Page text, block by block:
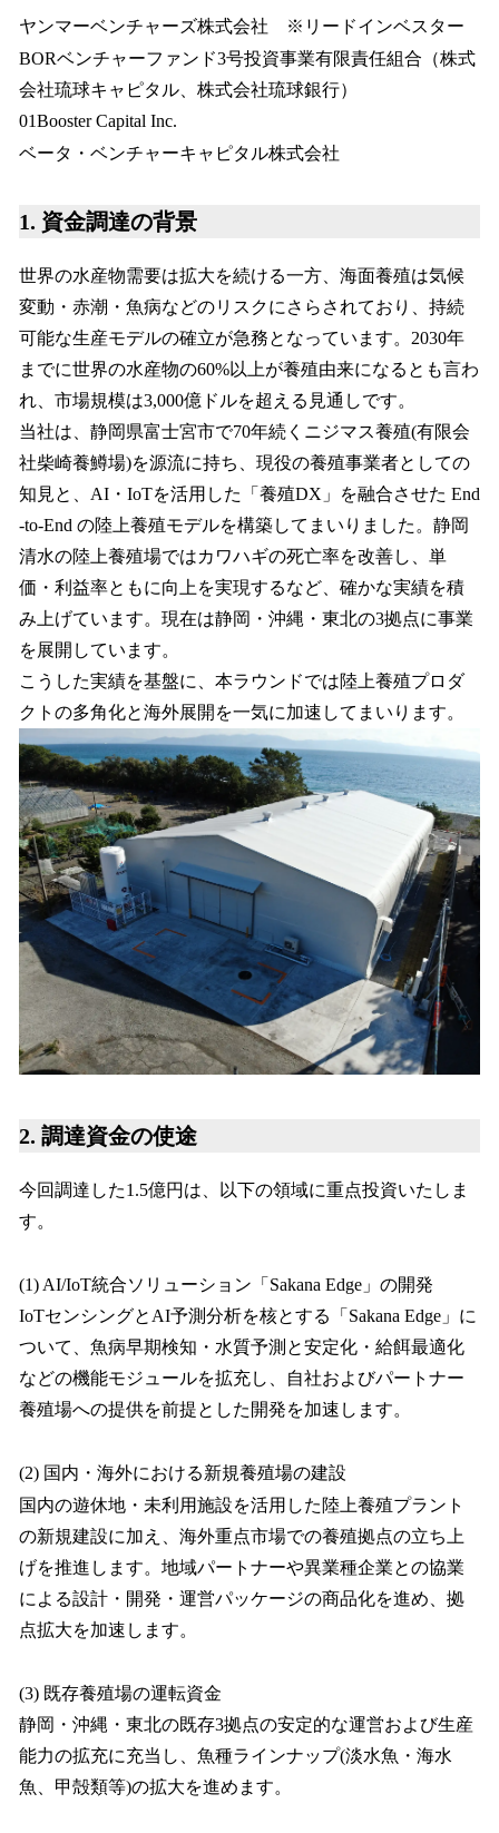
ヤンマーベンチャーズ株式会社 ※リードインベスター
BORベンチャーファンド3号投資事業有限責任組合（株式
会社琉球キャピタル、株式会社琉球銀行）
01Booster Capital Inc.
ベータ・ベンチャーキャピタル株式会社
1. 資金調達の背景
世界の水産物需要は拡大を続ける一方、海面養殖は気候
変動・赤潮・魚病などのリスクにさらされており、持続
可能な生産モデルの確立が急務となっています。2030年
までに世界の水産物の60%以上が養殖由来になるとも言わ
れ、市場規模は3,000億ドルを超える見通しです。
当社は、静岡県富士宮市で70年続くニジマス養殖(有限会
社柴崎養鱒場)を源流に持ち、現役の養殖事業者としての
知見と、AI・IoTを活用した「養殖DX」を融合させた End
-to-End の陸上養殖モデルを構築してまいりました。静岡
清水の陸上養殖場ではカワハギの死亡率を改善し、単
価・利益率ともに向上を実現するなど、確かな実績を積
み上げています。現在は静岡・沖縄・東北の3拠点に事業
を展開しています。
こうした実績を基盤に、本ラウンドでは陸上養殖プロダ
クトの多角化と海外展開を一気に加速してまいります。
2. 調達資金の使途
今回調達した1.5億円は、以下の領域に重点投資いたしま
す。
(1) AI/IoT統合ソリューション「Sakana Edge」の開発
IoTセンシングとAI予測分析を核とする「Sakana Edge」に
ついて、魚病早期検知・水質予測と安定化・給餌最適化
などの機能モジュールを拡充し、自社およびパートナー
養殖場への提供を前提とした開発を加速します。
(2) 国内・海外における新規養殖場の建設
国内の遊休地・未利用施設を活用した陸上養殖プラント
の新規建設に加え、海外重点市場での養殖拠点の立ち上
げを推進します。地域パートナーや異業種企業との協業
による設計・開発・運営パッケージの商品化を進め、拠
点拡大を加速します。
(3) 既存養殖場の運転資金
静岡・沖縄・東北の既存3拠点の安定的な運営および生産
能力の拡充に充当し、魚種ラインナップ(淡水魚・海水
魚、甲殻類等)の拡大を進めます。